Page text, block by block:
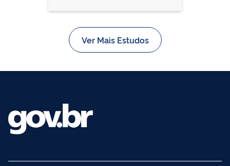
Ver Mais Estudos